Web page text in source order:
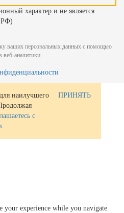
характер и не является
РФ)
ваших персональных данных с помощью
веб-аналитики
наилучшего
с
.
ПРИНЯТЬ
your experience while you navigate